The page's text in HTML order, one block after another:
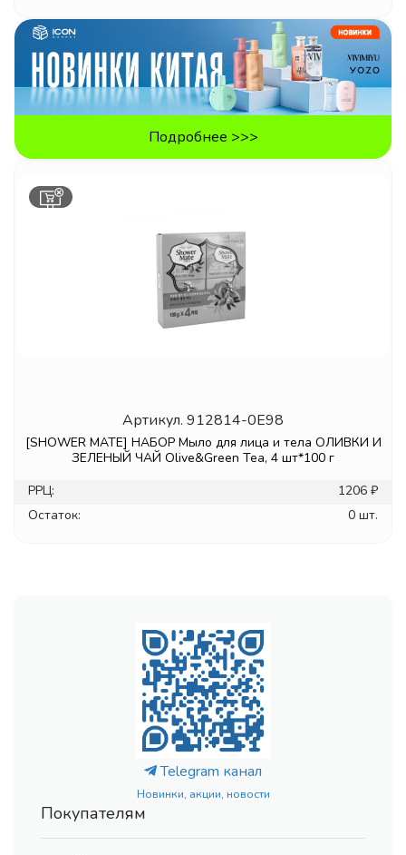
Подробнее >>>
Артикул. 912814-0E98
[SHOWER MATE] НАБОР Мыло для лица и тела ОЛИВКИ И
ЗЕЛЕНЫЙ ЧАЙ Olive&Green Tea, 4 шт*100 г
РРЦ:
1206 ₽
Остаток:
0 шт.
Telegram канал
Новинки, акции, новости
Покупателям